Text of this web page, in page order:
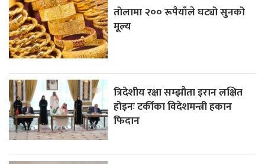
तोलामा २०० रूपैयाँले घट्यो सुनको
मूल्य
त्रिदेशीय रक्षा सम्झौता इरान लक्षित
होइनः टर्कीका विदेशमन्त्री हकान
फिदान